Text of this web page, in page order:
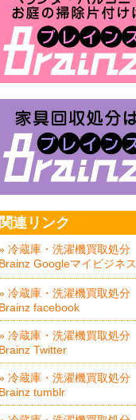
関連リンク
冷蔵庫・洗濯機買取処分
Brainz Googleマイビジネス
冷蔵庫・洗濯機買取処分
Brainz facebook
冷蔵庫・洗濯機買取処分
Brainz Twitter
冷蔵庫・洗濯機買取処分
Brainz tumblr